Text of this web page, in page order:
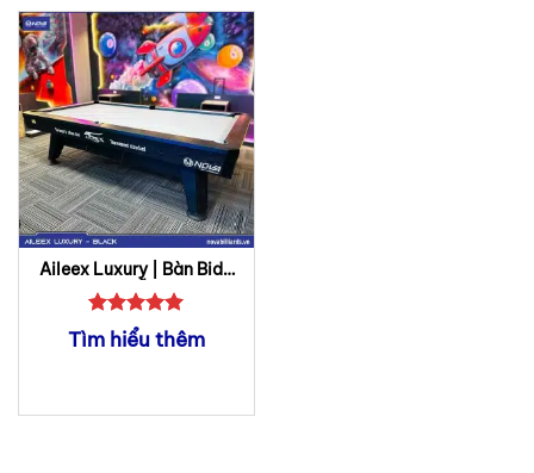
Aileex Luxury | Bàn Bida
Lỗ
Được xếp
hạng55
Tìm hiểu thêm